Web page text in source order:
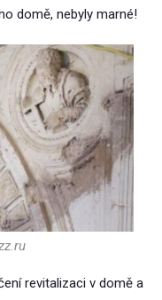
domě, nebyly marné!
revitalizaci v domě a